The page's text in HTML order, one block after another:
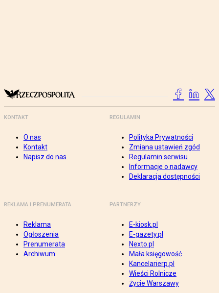
KONTAKT
O nas
Kontakt
Napisz do nas
REGULAMIN
Polityka Prywatności
Zmiana ustawień zgód
Regulamin serwisu
Informacje o nadawcy
Deklaracja dostępności
REKLAMA I PRENUMERATA
Reklama
Ogłoszenia
Prenumerata
Archiwum
PARTNERZY
E-kiosk.pl
E-gazety.pl
Nexto.pl
Mała księgowość
Kancelarierp.pl
Wieści Rolnicze
Życie Warszawy